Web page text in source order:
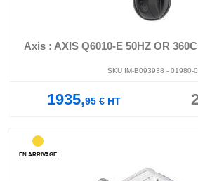
Axis : AXIS Q6010-E 50HZ OR
SKU IM-B093938 - 01980-
1935,95€HT
EN ARRIVAGE